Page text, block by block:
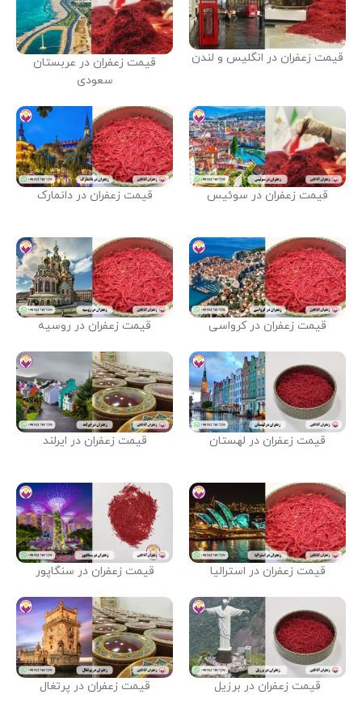
قیمت زعفران در انگلیس و لندن
قیمت زعفران در عربستان
سعودی
قیمت زعفران در سوئیس قیمت زعفران در دانمارک
قیمت زعفران در کرواسی قیمت زعفران در روسیه
قیمت زعفران در لهستان قیمت زعفران در ایرلند
قیمت زعفران در استرالیا قیمت زعفران در سنگاپور
قیمت زعفران در برزیل قیمت زعفران در پرتغال